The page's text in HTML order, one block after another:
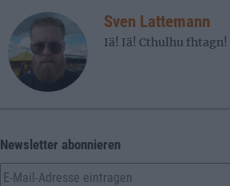
Sven Lattemann
Iä! Iä! Cthulhu fhtagn!
Newsletter abonnieren